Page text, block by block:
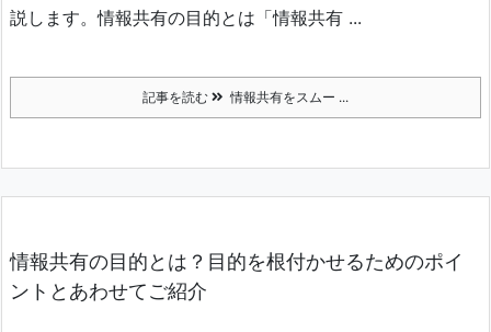
説します。情報共有の目的とは 「情報共有 ...
記事を読む 情報共有をスムー ...
情報共有の目的とは？目的を根付かせるためのポイ
ントとあわせてご紹介